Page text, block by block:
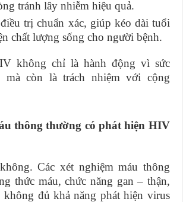
tránh lây nhiễm hiệu quả.
trị chuẩn xác, giúp kéo dài tuổi
chất lượng sống cho người bệnh.
không chỉ là hành động vì sức
mà còn là trách nhiệm với cộng
thông thường có phát hiện HIV
Các xét nghiệm máu thông
thức máu, chức năng gan – thận,
đủ khả năng phát hiện virus